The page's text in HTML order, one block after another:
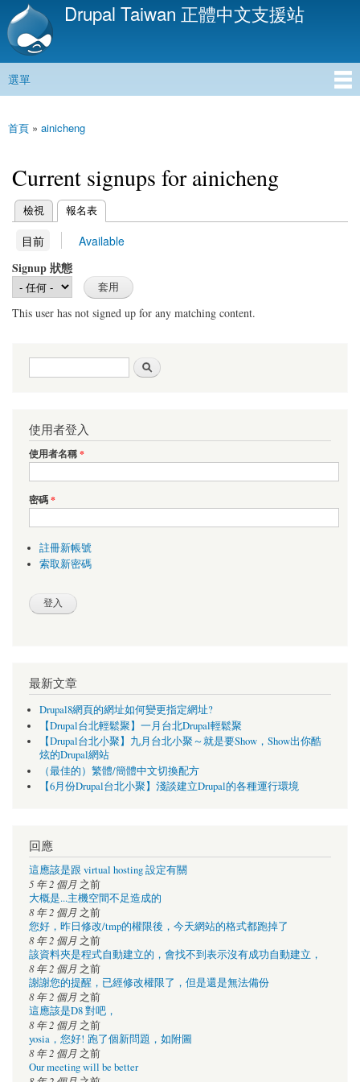
移
內
Drupal Taiwan 正體中文支援站
主選單
選單
您在這裡
首頁 » ainicheng
Current signups for ainicheng
主要索引標籤
檢視 報名表
(作用中頁籤)
次要索引標籤
目前
(作用中頁籤) Available
Signup 狀態
This user has not signed up for any matching content.
搜尋表單
使用者登入
使用者名稱*
密碼*
註冊新帳號
索取新密碼
最新文章
Drupal8網頁的網址如何變更指定網址?
【Drupal台北輕鬆聚】一月台北Drupal輕鬆聚
【Drupal台北小聚】九月台北小聚～就是要Show，Show出你酷
炫的Drupal網站
（最佳的）繁體/簡體中文切換配方
【6月份Drupal台北小聚】淺談建立Drupal的各種運行環境
回應
這應該是跟 virtual hosting 設定有關
5 年 2 個月 之前
大概是...主機空間不足造成的
8 年 2 個月 之前
您好，昨日修改/tmp的權限後，今天網站的格式都跑掉了
8 年 2 個月 之前
該資料夾是程式自動建立的，會找不到表示沒有成功自動建立，
8 年 2 個月 之前
謝謝您的提醒，已經修改權限了，但是還是無法備份
8 年 2 個月 之前
這應該是D8 對吧，
8 年 2 個月 之前
yosia，您好! 跑了個新問題，如附圖
8 年 2 個月 之前
Our meeting will be better